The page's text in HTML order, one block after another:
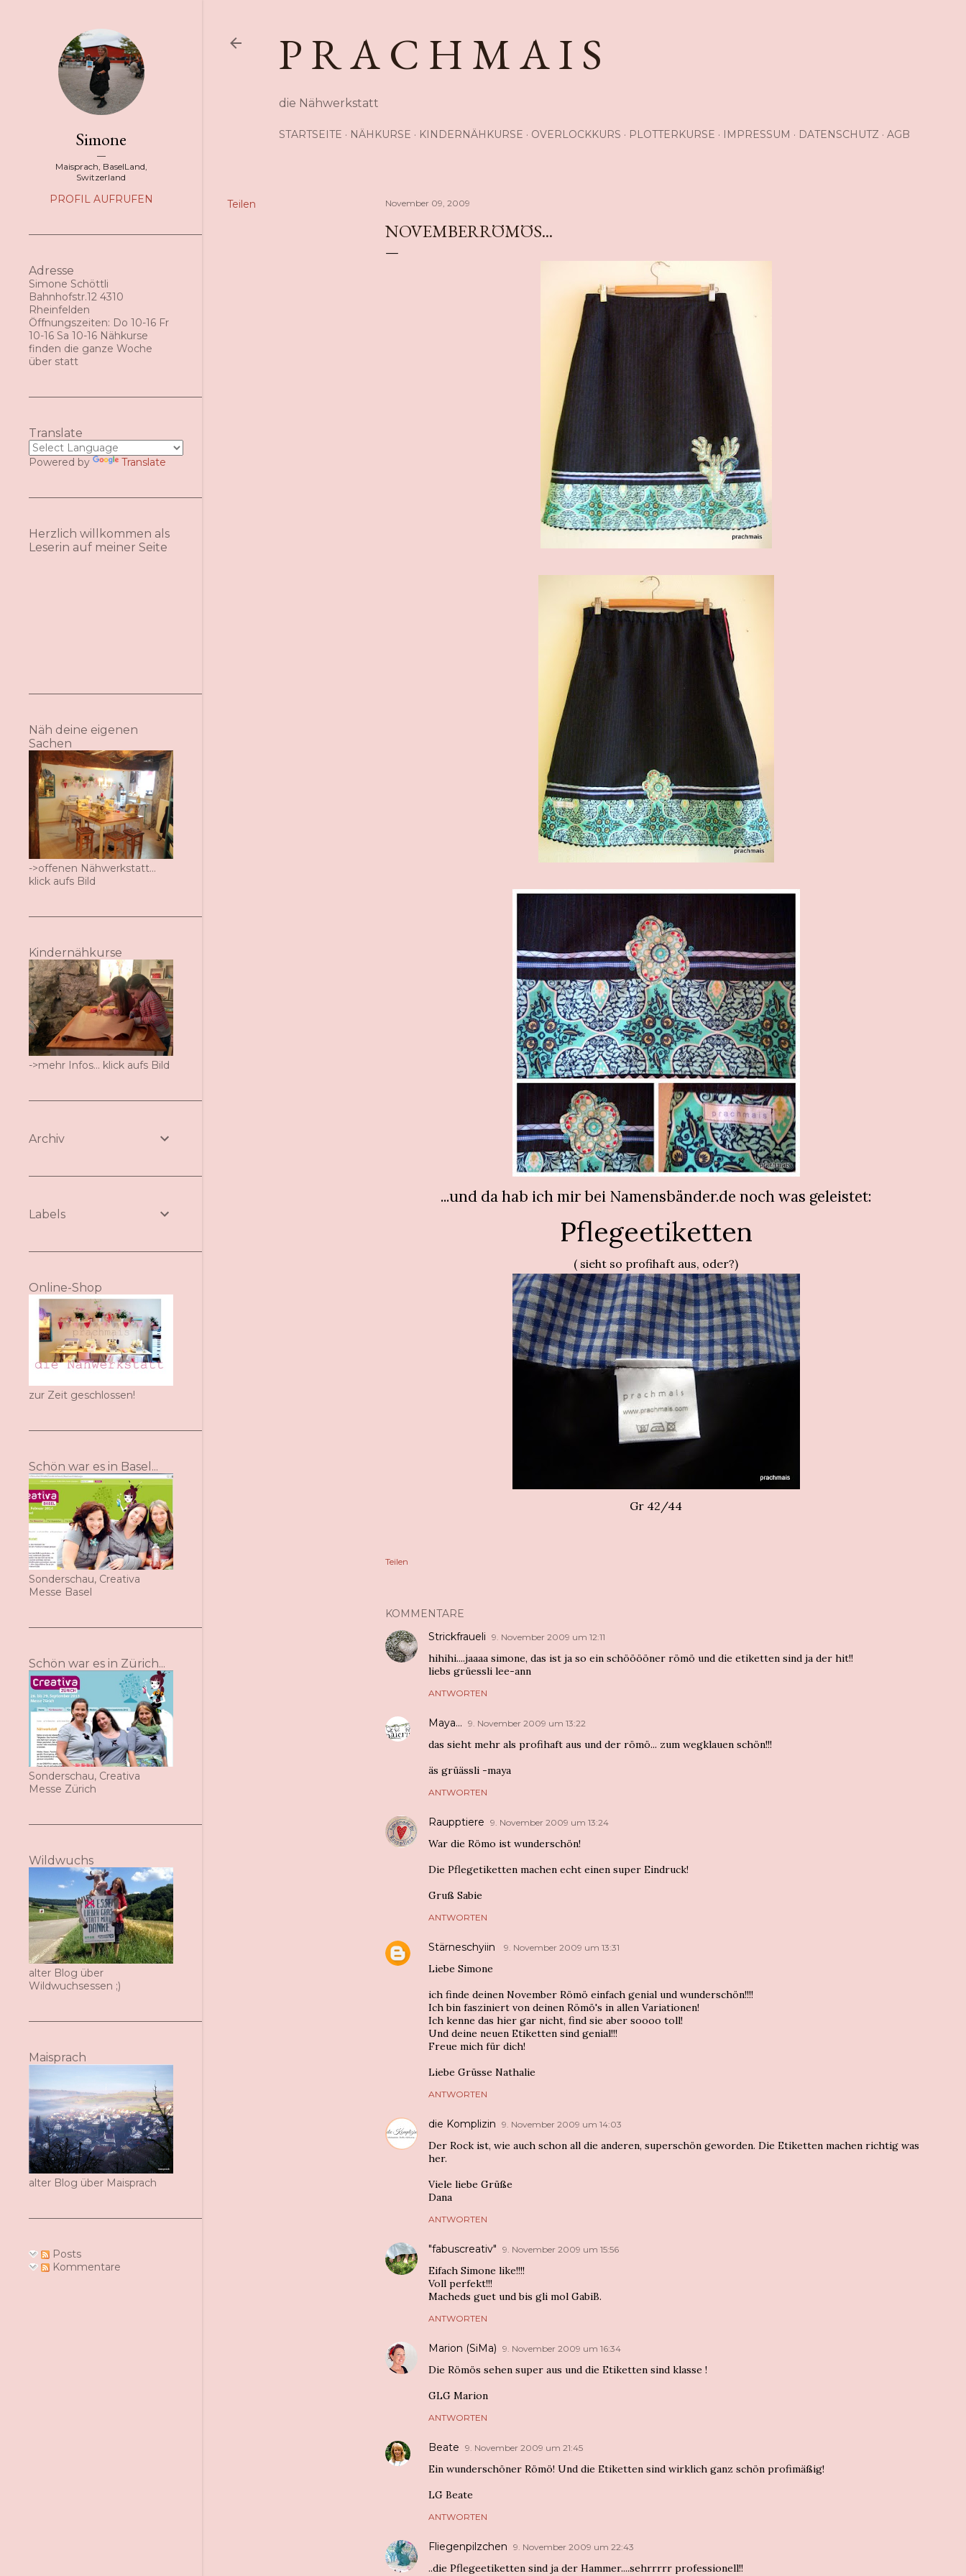
P R A C H M A I S
die Nähwerkstatt
STARTSEITE NÄHKURSE KINDERNÄHKURSE OVERLOCKKURS PLOTTERKURSE IMPRESSUM DATENSCHUTZ AGB
Teilen November 09, 2009
NOVEMBERRÖMÖS...
...und da hab ich mir bei Namensbänder.de noch was geleistet:
Pflegeetiketten
( sieht so profihaft aus, oder?)
Gr 42/44
Teilen
KOMMENTARE
Strickfraueli 9. November 2009 um 12:11
hihihi....jaaaa simone, das ist ja so ein schööööner römö und die etiketten sind ja der hit!!
liebs grüessli lee-ann
ANTWORTEN
Maya... 9. November 2009 um 13:22
das sieht mehr als profihaft aus und der römö... zum wegklauen schön!!!
äs grüässli -maya
ANTWORTEN
Raupptiere 9. November 2009 um 13:24
War die Römo ist wunderschön!
Die Pflegetiketten machen echt einen super Eindruck!
Gruß Sabie
ANTWORTEN
Stärneschyiin 9. November 2009 um 13:31
Liebe Simone
ich finde deinen November Römö einfach genial und wunderschön!!!!
Ich bin fasziniert von deinen Römö's in allen Variationen!
Ich kenne das hier gar nicht, find sie aber soooo toll!
Und deine neuen Etiketten sind genial!!!
Freue mich für dich!
Liebe Grüsse Nathalie
ANTWORTEN
die Komplizin 9. November 2009 um 14:03
Der Rock ist, wie auch schon all die anderen, superschön geworden. Die Etiketten machen richtig was
her.
Viele liebe Grüße
Dana
ANTWORTEN
"fabuscreativ" 9. November 2009 um 15:56
Eifach Simone like!!!!
Voll perfekt!!!
Macheds guet und bis gli mol GabiB.
ANTWORTEN
Marion (SiMa) 9. November 2009 um 16:34
Die Römös sehen super aus und die Etiketten sind klasse !
GLG Marion
ANTWORTEN
Beate 9. November 2009 um 21:45
Ein wunderschöner Römö! Und die Etiketten sind wirklich ganz schön profimäßig!
LG Beate
ANTWORTEN
Fliegenpilzchen 9. November 2009 um 22:43
..die Pflegeetiketten sind ja der Hammer....sehrrrrr professionell!!
Simone
Maisprach, BaselLand,
Switzerland
PROFIL AUFRUFEN
Adresse
Simone Schöttli
Bahnhofstr.12 4310
Rheinfelden
Öffnungszeiten: Do 10-16 Fr
10-16 Sa 10-16 Nähkurse
finden die ganze Woche
über statt
Translate
Powered by Translate
Herzlich willkommen als
Leserin auf meiner Seite
Näh deine eigenen
Sachen
->offenen Nähwerkstatt...
klick aufs Bild
Kindernähkurse
->mehr Infos... klick aufs Bild
Archiv
Labels
Online-Shop
zur Zeit geschlossen!
Schön war es in Basel...
Sonderschau, Creativa
Messe Basel
Schön war es in Zürich...
Sonderschau, Creativa
Messe Zürich
Wildwuchs
alter Blog über
Wildwuchsessen ;)
Maisprach
alter Blog über Maisprach
Posts
Kommentare